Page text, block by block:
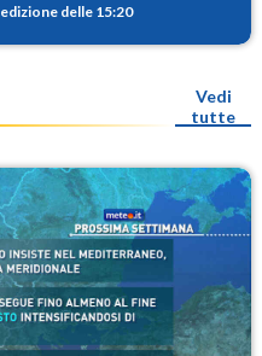
edizione delle 15:20
Vedi
tutte